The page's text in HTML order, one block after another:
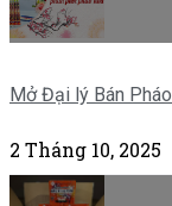
Mở Đại lý Bán
2 Tháng 10, 2025